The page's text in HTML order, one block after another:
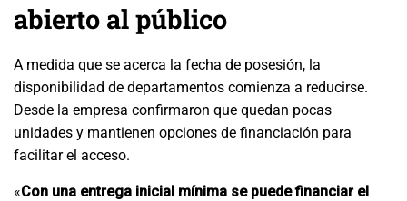
abierto al público
A medida que se acerca la fecha de posesión, la
disponibilidad de departamentos comienza a reducirse.
Desde la empresa confirmaron que quedan pocas
unidades y mantienen opciones de financiación para
facilitar el acceso.
«Con una entrega inicial mínima se puede financiar el